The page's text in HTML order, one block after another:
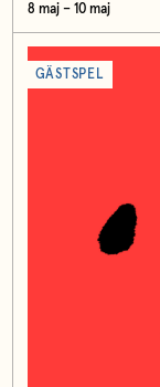
8 maj – 10 maj
GÄSTSPEL